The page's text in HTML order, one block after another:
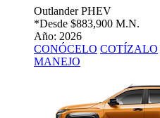
Outlander PHEV
*Desde $883,900 M.N.
Año: 2026
CONÓCELO COTÍZALO
MANEJO